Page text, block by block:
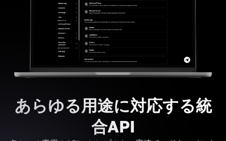
あらゆる用途に対応する統
合API